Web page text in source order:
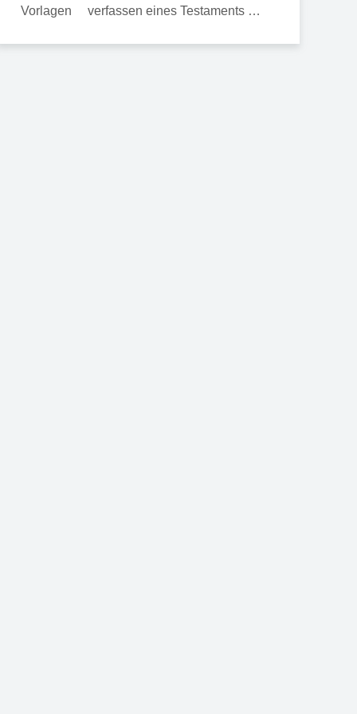
verfassen eines Testaments …